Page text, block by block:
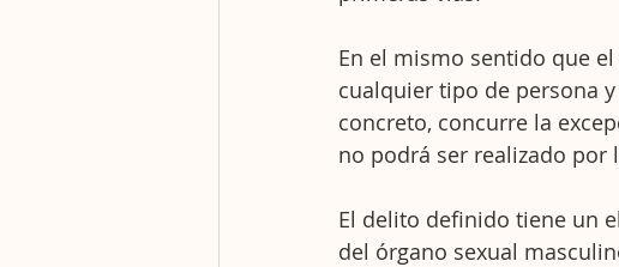
En el mismo sentido que
cualquier tipo de persona
concreto, concurre la
no podrá ser realizado por
El delito definido tiene un
del órgano sexual